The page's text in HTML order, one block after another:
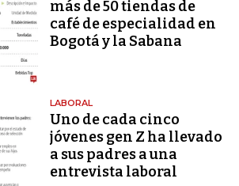
más de 50 tiendas de
café de especialidad en
Bogotá y la Sabana
LABORAL
Uno de cada cinco
jóvenes gen Z ha llevado
a sus padres a una
entrevista laboral